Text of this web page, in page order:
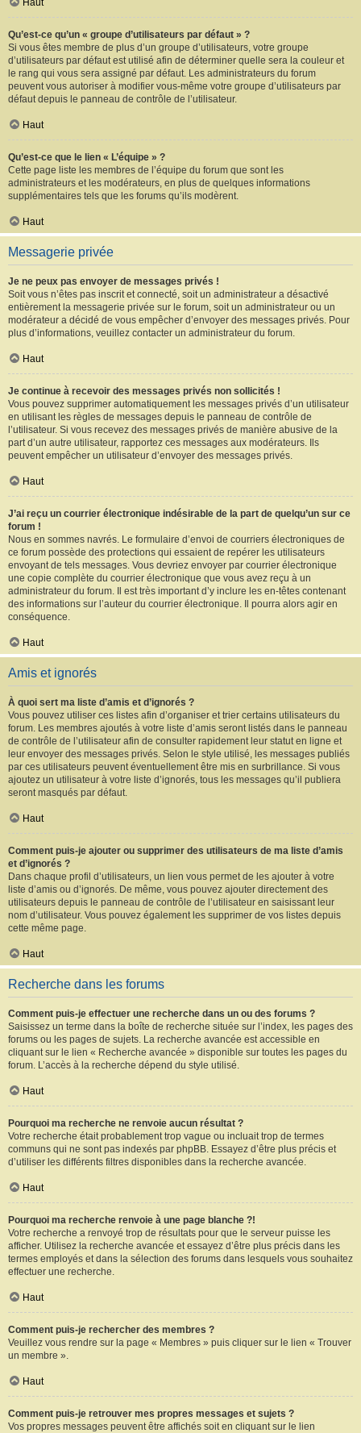
Haut
Qu’est-ce qu’un « groupe d’utilisateurs par défaut » ?
Si vous êtes membre de plus d’un groupe d’utilisateurs, votre groupe
d’utilisateurs par défaut est utilisé afin de déterminer quelle sera la couleur et
le rang qui vous sera assigné par défaut. Les administrateurs du forum
peuvent vous autoriser à modifier vous-même votre groupe d’utilisateurs par
défaut depuis le panneau de contrôle de l’utilisateur.
Haut
Qu’est-ce que le lien « L’équipe » ?
Cette page liste les membres de l’équipe du forum que sont les
administrateurs et les modérateurs, en plus de quelques informations
supplémentaires tels que les forums qu’ils modèrent.
Haut
Messagerie privée
Je ne peux pas envoyer de messages privés !
Soit vous n’êtes pas inscrit et connecté, soit un administrateur a désactivé
entièrement la messagerie privée sur le forum, soit un administrateur ou un
modérateur a décidé de vous empêcher d’envoyer des messages privés. Pour
plus d’informations, veuillez contacter un administrateur du forum.
Haut
Je continue à recevoir des messages privés non sollicités !
Vous pouvez supprimer automatiquement les messages privés d’un utilisateur
en utilisant les règles de messages depuis le panneau de contrôle de
l’utilisateur. Si vous recevez des messages privés de manière abusive de la
part d’un autre utilisateur, rapportez ces messages aux modérateurs. Ils
peuvent empêcher un utilisateur d’envoyer des messages privés.
Haut
J’ai reçu un courrier électronique indésirable de la part de quelqu’un sur ce
forum !
Nous en sommes navrés. Le formulaire d’envoi de courriers électroniques de
ce forum possède des protections qui essaient de repérer les utilisateurs
envoyant de tels messages. Vous devriez envoyer par courrier électronique
une copie complète du courrier électronique que vous avez reçu à un
administrateur du forum. Il est très important d’y inclure les en-têtes contenant
des informations sur l’auteur du courrier électronique. Il pourra alors agir en
conséquence.
Haut
Amis et ignorés
À quoi sert ma liste d’amis et d’ignorés ?
Vous pouvez utiliser ces listes afin d’organiser et trier certains utilisateurs du
forum. Les membres ajoutés à votre liste d’amis seront listés dans le panneau
de contrôle de l’utilisateur afin de consulter rapidement leur statut en ligne et
leur envoyer des messages privés. Selon le style utilisé, les messages publiés
par ces utilisateurs peuvent éventuellement être mis en surbrillance. Si vous
ajoutez un utilisateur à votre liste d’ignorés, tous les messages qu’il publiera
seront masqués par défaut.
Haut
Comment puis-je ajouter ou supprimer des utilisateurs de ma liste d’amis
et d’ignorés ?
Dans chaque profil d’utilisateurs, un lien vous permet de les ajouter à votre
liste d’amis ou d’ignorés. De même, vous pouvez ajouter directement des
utilisateurs depuis le panneau de contrôle de l’utilisateur en saisissant leur
nom d’utilisateur. Vous pouvez également les supprimer de vos listes depuis
cette même page.
Haut
Recherche dans les forums
Comment puis-je effectuer une recherche dans un ou des forums ?
Saisissez un terme dans la boîte de recherche située sur l’index, les pages des
forums ou les pages de sujets. La recherche avancée est accessible en
cliquant sur le lien « Recherche avancée » disponible sur toutes les pages du
forum. L’accès à la recherche dépend du style utilisé.
Haut
Pourquoi ma recherche ne renvoie aucun résultat ?
Votre recherche était probablement trop vague ou incluait trop de termes
communs qui ne sont pas indexés par phpBB. Essayez d’être plus précis et
d’utiliser les différents filtres disponibles dans la recherche avancée.
Haut
Pourquoi ma recherche renvoie à une page blanche ?!
Votre recherche a renvoyé trop de résultats pour que le serveur puisse les
afficher. Utilisez la recherche avancée et essayez d’être plus précis dans les
termes employés et dans la sélection des forums dans lesquels vous souhaitez
effectuer une recherche.
Haut
Comment puis-je rechercher des membres ?
Veuillez vous rendre sur la page « Membres » puis cliquer sur le lien « Trouver
un membre ».
Haut
Comment puis-je retrouver mes propres messages et sujets ?
Vos propres messages peuvent être affichés soit en cliquant sur le lien